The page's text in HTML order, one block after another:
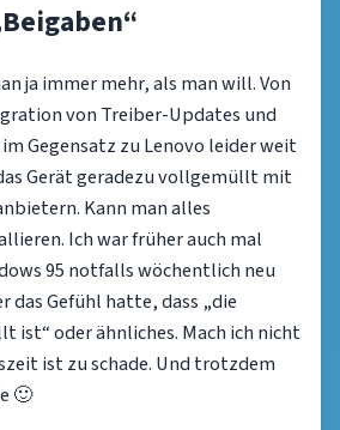
ja immer mehr, als man will. Von
von Treiber-Updates und
Gegensatz zu Lenovo leider weit
Gerät geradezu vollgemüllt mit
Kann man alles
Ich war früher auch mal
95 notfalls wöchentlich neu
das Gefühl hatte, dass „die
ist“ oder ähnliches. Mach ich nicht
ist zu schade. Und trotzdem
🙂